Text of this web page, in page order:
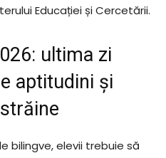
Educației și Cercetării.
ultima zi
aptitudini și
bilingve, elevii trebuie să